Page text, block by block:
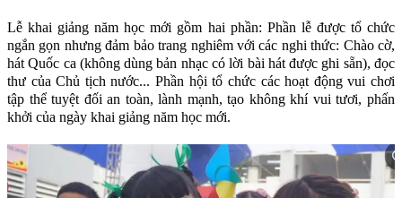
Lễ khai giảng năm học mới gồm hai phần: Phần lễ được tổ chức
ngắn gọn nhưng đảm bảo trang nghiêm với các nghi thức: Chào cờ,
hát Quốc ca (không dùng bản nhạc có lời bài hát được ghi sẵn), đọc
thư của Chủ tịch nước... Phần hội tổ chức các hoạt động vui chơi
tập thể tuyệt đối an toàn, lành mạnh, tạo không khí vui tươi, phấn
khởi của ngày khai giảng năm học mới.